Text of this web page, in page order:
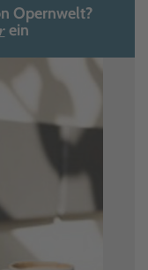
Opernwelt?
ein